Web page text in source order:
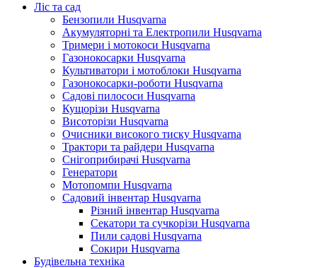
Ліс та сад
Бензопили Husqvarna
Акумуляторні та Електропили Husqvarna
Тримери і мотокоси Husqvarna
Газонокосарки Husqvarna
Культиватори і мотоблоки Husqvarna
Газонокосарки-роботи Husqvarna
Садові пилососи Husqvarna
Кущорізи Husqvarna
Висоторізи Husqvarna
Очисники високого тиску Husqvarna
Трактори та райдери Husqvarna
Снігоприбирачі Husqvarna
Генератори
Мотопомпи Husqvarna
Садовий інвентар Husqvarna
Різний інвентар Husqvarna
Секатори та сучкорізи Husqvarna
Пили садові Husqvarna
Сокири Husqvarna
Будівельна техніка